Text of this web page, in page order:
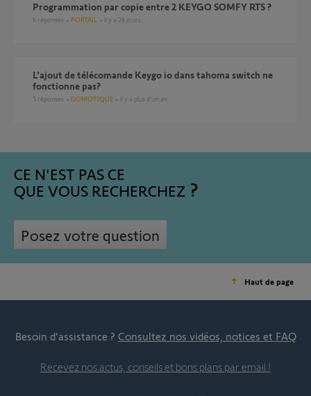
Programmation par copie entre 2 KEYGO SOMFY RTS ?
6 réponses PORTAIL il y a 28 jours
l'ajout de télécomande Keygo io dans tahoma switch ne
fonctionne pas?
5 réponses DOMOTIQUE il y a plus d'un an
CE N'EST PAS CE
QUE VOUS RECHERCHEZ
Posez votre question
Haut de page
Besoin d’assistance ? Consultez nos vidéos, notices et FAQ
Recevez nos actus, conseils et bons plans par email !